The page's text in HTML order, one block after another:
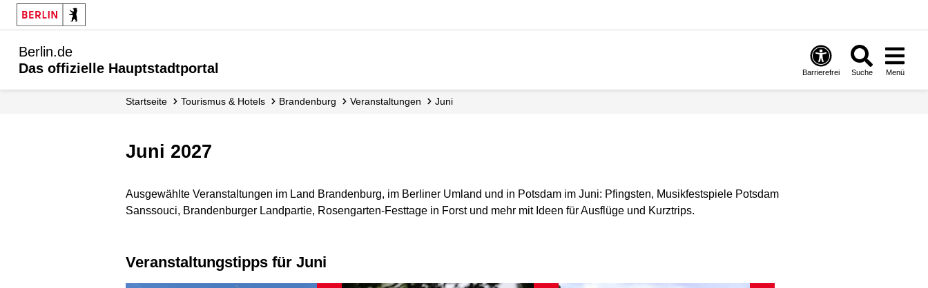
Berlin.de
Das offizielle Hauptstadtportal
Barrierefrei Suche Menü
Startseite Tourismus & Hotels Brandenburg Veranstaltungen Juni
Juni 2027
Ausgewählte Veranstaltungen im Land Brandenburg, im Berliner Umland und in Potsdam im Juni: Pfingsten, Musikfestspiele Potsdam
Sanssouci, Brandenburger Landpartie, Rosengarten-Festtage in Forst und mehr mit Ideen für Ausflüge und Kurztrips.
Veranstaltungstipps für Juni